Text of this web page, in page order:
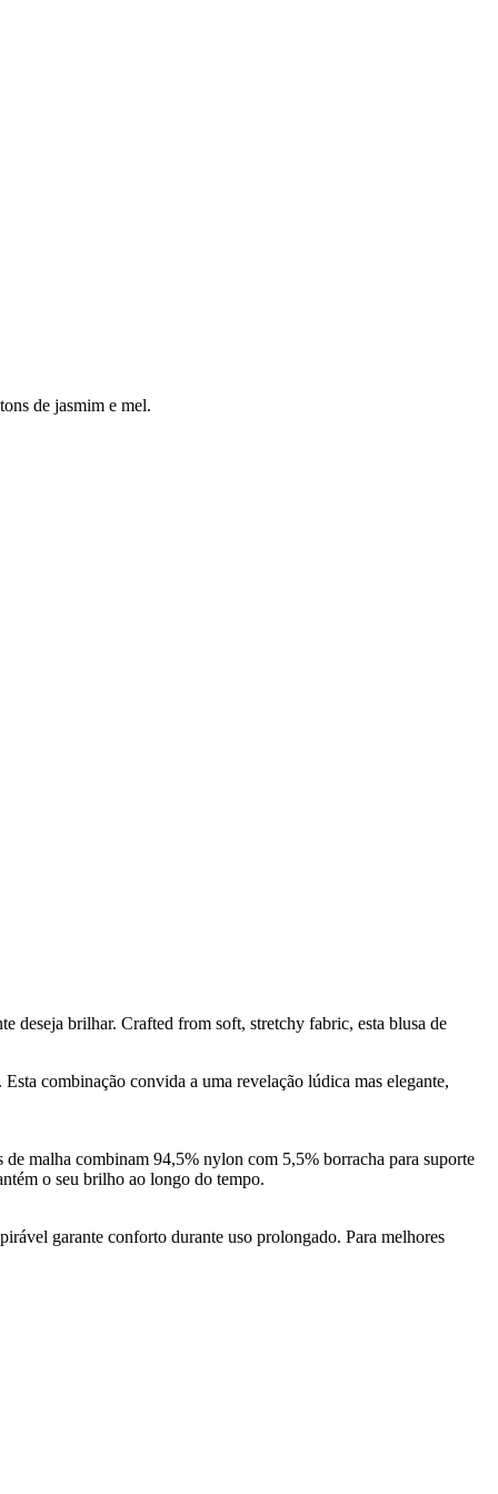
de jasmim e mel.
deseja brilhar. Crafted from soft, stretchy fabric, esta blusa de
combinação convida a uma revelação lúdica mas elegante,
malha combinam 94,5% nylon com 5,5% borracha para suporte
o seu brilho ao longo do tempo.
garante conforto durante uso prolongado. Para melhores